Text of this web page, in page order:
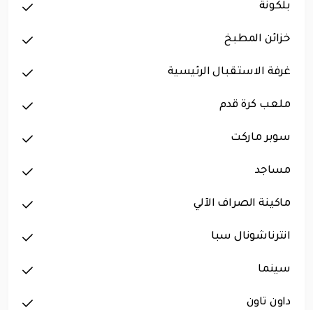
بلكونة
خزائن المطبخ
غرفة الاستقبال الرئيسية
ملعب كرة قدم
سوبر ماركت
مساجد
ماكينة الصراف الآلي
انترناشونال سبا
سينما
داون تاون